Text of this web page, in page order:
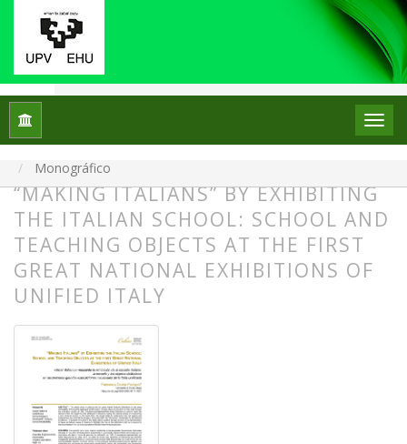
Inicio
Núm. 34 (2025): Monográfico: La escuela en el escaparate: el
Monográfico
“MAKING ITALIANS” BY EXHIBITING
THE ITALIAN SCHOOL: SCHOOL AND
TEACHING OBJECTS AT THE FIRST
GREAT NATIONAL EXHIBITIONS OF
UNIFIED ITALY